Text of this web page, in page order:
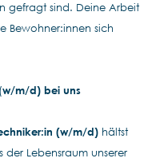
gefragt sind. Deine Arbeit
Bewohner:innen sich
(w/m/d) bei uns
(w/m/d) hältst
der Lebensraum unserer